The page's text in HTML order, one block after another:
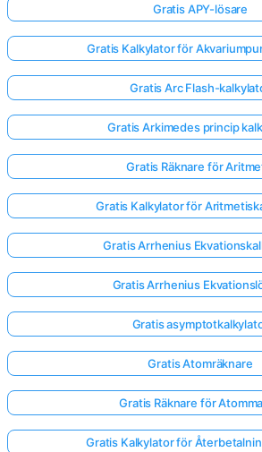
Gratis APY-lösare
Gratis Kalkylator för
Gratis Arc Flash-
Gratis Arkimedes princip
Gratis Räknare för
Gratis Kalkylator för
Gratis Arrhenius
Gratis Arrhenius
Gratis
Gratis Atomräknare
Gratis Räknare för
Gratis Kalkylator för